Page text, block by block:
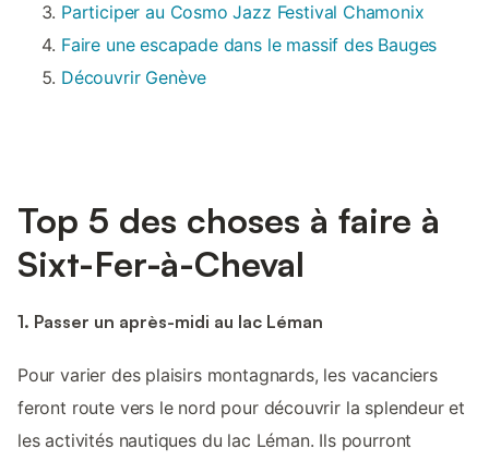
Participer au Cosmo Jazz Festival Chamonix
Faire une escapade dans le massif des Bauges
Découvrir Genève
Top 5 des choses à faire à
Sixt-Fer-à-Cheval
1. Passer un après-midi au lac Léman
Pour varier des plaisirs montagnards, les vacanciers
feront route vers le nord pour découvrir la splendeur et
les activités nautiques du lac Léman. Ils pourront